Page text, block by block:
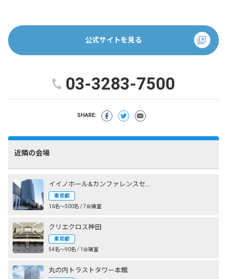
公式サイトを見る
03-3283-7500
SHARE:
近隣の会場
イイノホール&カンファレンスセンター
東京都
16名〜500名 / 7会議室
クリエクロス神田
東京都
54名〜90名 / 1会議室
丸の内トラストタワー本館